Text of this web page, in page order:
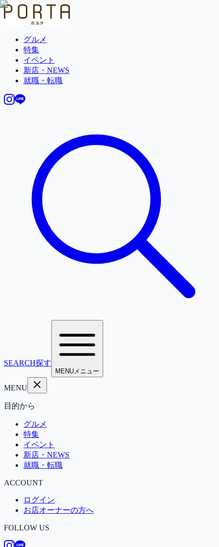
グルメ
特集
イベント
新店・NEWS
就職・転職
SEARCH探す
MENUメニュー
MENU
目的から
グルメ
特集
イベント
新店・NEWS
就職・転職
ACCOUNT
ログイン
お店オーナーの方へ
FOLLOW US